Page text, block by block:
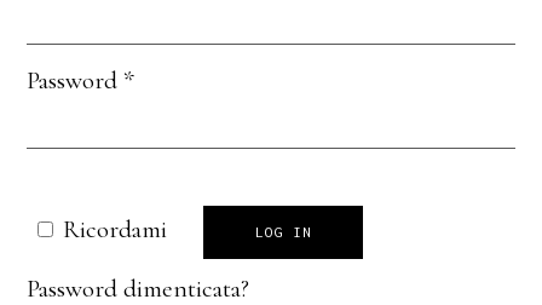
Password *
Ricordami LOG IN
Password dimenticata?